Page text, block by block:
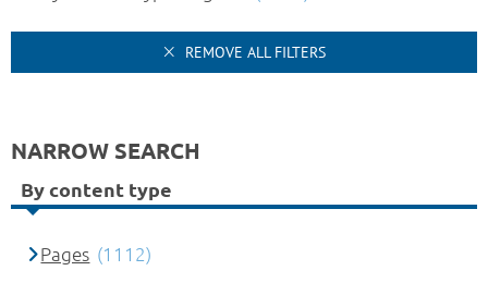
REMOVE ALL FILTERS
NARROW SEARCH
By content type
Pages (1112)